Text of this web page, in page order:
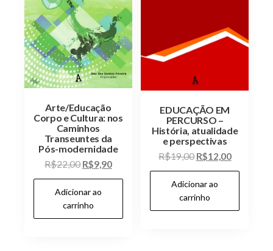
Arte/Educação
Corpo e Cultura: nos
Caminhos
Transeuntes da
Pós-modernidade
R$22,00 O
preço
original
era:
R$22,00.
R$9,90O
preço
R$9,90.
Adicionar ao
carrinho
EDUCAÇÃO EM
PERCURSO –
História, atualidade
e perspectivas
R$19,00 O
preço
original
era:
R$19,00.
R$12,00O
preço
R$12,00.
Adicionar ao
carrinho